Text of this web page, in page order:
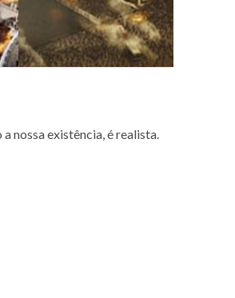
nossa existência, é realista.